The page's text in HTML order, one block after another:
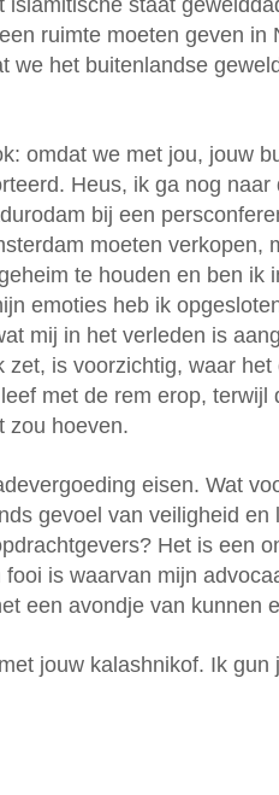
islamitische staat
ruimte moeten geven in
we het buitenlandse
omdat we met jou, jouw
Heus, ik ga nog naar
bij een
moeten verkopen,
te houden en ben ik
emoties heb ik
mij in het verleden is
zet, is voorzichtig, waar het
met de rem erop, terwijl
zou hoeven.
eisen. Wat
gevoel van veiligheid en
Het is een
is waarvan mijn
een avondje van kunnen
jouw kalashnikof. Ik gun